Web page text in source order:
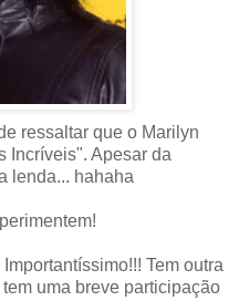
ressaltar que o Marilyn
Incríveis". Apesar da
lenda... hahaha
Tem outra
uma breve participação